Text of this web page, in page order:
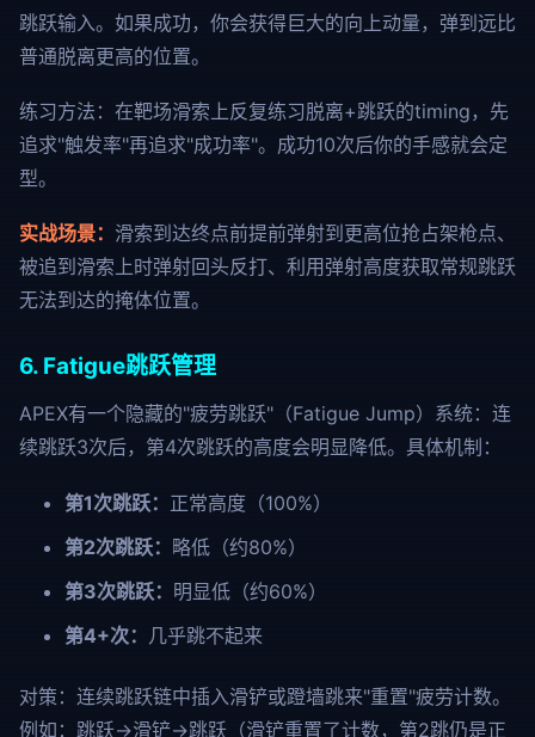
跳跃输入。如果成功，你会获得巨大的向上动量，弹到远比
普通脱离更高的位置。
练习方法：在靶场滑索上反复练习脱离+跳跃的timing，先
追求"触发率"再追求"成功率"。成功10次后你的手感就会定
型。
实战场景： 滑索到达终点前提前弹射到更高位抢占架枪点、
被追到滑索上时弹射回头反打、利用弹射高度获取常规跳跃
无法到达的掩体位置。
6. Fatigue跳跃管理
APEX有一个隐藏的"疲劳跳跃"（Fatigue Jump）系统：连
续跳跃3次后，第4次跳跃的高度会明显降低。具体机制：
第1次跳跃： 正常高度（100%）
第2次跳跃： 略低（约80%）
第3次跳跃： 明显低（约60%）
第4+次： 几乎跳不起来
对策：连续跳跃链中插入滑铲或蹬墙跳来"重置"疲劳计数。
例如：跳跃→滑铲→跳跃（滑铲重置了计数，第2跳仍是正